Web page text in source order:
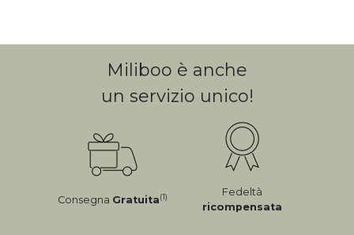
Miliboo è anche
un servizio unico!
Consegna Gratuita(1)
Fedeltà
ricompensata